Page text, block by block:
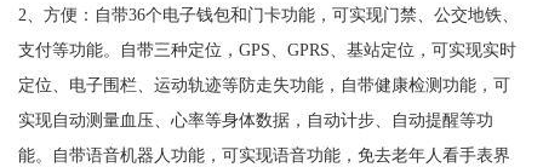
2、方便：自带36个电子钱包和门卡功能，可实现门禁、公交地铁、
支付等功能。自带三种定位，GPS、GPRS、基站定位，可实现实时
定位、电子围栏、运动轨迹等防走失功能，自带健康检测功能，可
实现自动测量血压、心率等身体数据，自动计步、自动提醒等功
能。自带语音机器人功能，可实现语音功能，免去老年人看手表界